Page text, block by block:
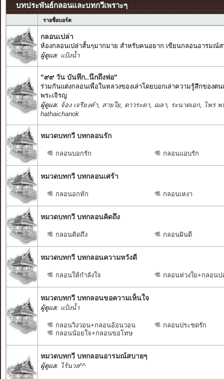
บทประพันธ์กลอนและบทกวีเพราะๆ
รายชื่อบอร์ด
กลอนเปล่า
ห้องกลอนเปล่าสั้นๆมากมาย สำหรับคนอยาก เขียนกลอนอารมณ์ส
ผู้ดูแล: แป้งน้ำ
"๙๙ วัน บันทึก..นึกถึงพ่อ"
ร่วมกันแต่งกลอนเพื่อในหลวงของเล่าโดยบอกเล่าความรู้สึกของตน
พระเจิรญ
ผู้ดูแล: จ้อง เจรียงคำ, สายใย, ดาวระดา, ฌลา, ระนาดเอก,
ไพร พ
hathaichanok
หมวดบทกวี บทกลอนรัก
กลอนบอกรัก กลอนแอบรัก
หมวดบทกวี บทกลอนเศร้า
กลอนอกหัก กลอนเหงา
หมวดบทกวี บทกลอนคิดถึง
กลอนคิดถึง กลอนฝันดี
หมวดบทกวี บทกลอนความหวังดี
กลอนให้กำลังใจ กลอนห่วงใย+กลอนป
หมวดบทกวี บทกลอนขอความเห็นใจ
ผู้ดูแล: แป้งน้ำ
กลอนวิงวอน+กลอนอ้อนวอน
กลอนน้อยใจ+กลอนขอโทษ
กลอนประชดรัก
หมวดบทกวี บทกลอนอารมณ์สบายๆ
ผู้ดูแล: ไร้นวล^^